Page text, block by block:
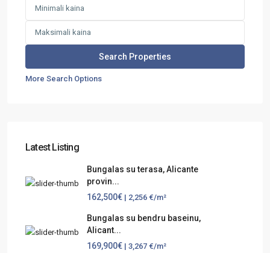
More Search Options
Latest Listing
Bungalas su terasa, Alicante
provin...
162,500€ | 2,256 €/m²
Bungalas su bendru baseinu,
Alicant...
169,900€ | 3,267 €/m²